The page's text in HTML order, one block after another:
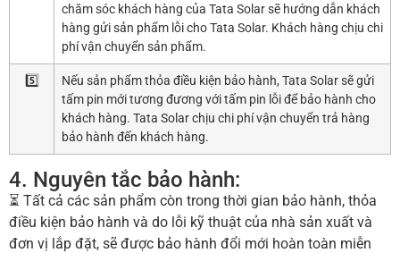
chăm sóc khách hàng của Tata Solar sẽ hướng dẫn khách
hàng gửi sản phẩm lỗi cho Tata Solar. Khách hàng chịu chi
phí vận chuyển sản phẩm.
5️⃣
Nếu sản phẩm thỏa điều kiện bảo hành, Tata Solar sẽ gửi
tấm pin mới tương đương với tấm pin lỗi để bảo hành cho
khách hàng. Tata Solar chịu chi phí vận chuyển trả hàng
bảo hành đến khách hàng.
4. Nguyên tắc bảo hành:
⏳ Tất cả các sản phẩm còn trong thời gian bảo hành, thỏa
điều kiện bảo hành và do lỗi kỹ thuật của nhà sản xuất và
đơn vị lắp đặt, sẽ được bảo hành đổi mới hoàn toàn miễn